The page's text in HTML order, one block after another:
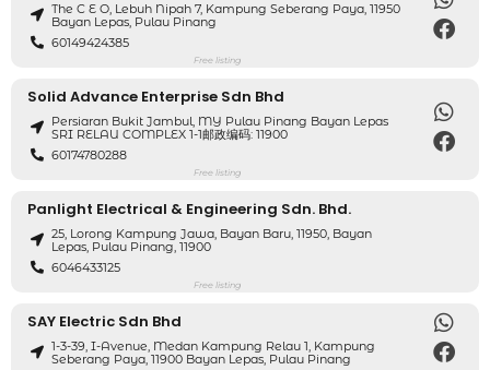
The C E O, Lebuh Nipah 7, Kampung Seberang Paya, 11950
Bayan Lepas, Pulau Pinang
60149424385
Free listing
Solid Advance Enterprise Sdn Bhd
Persiaran Bukit Jambul, MY Pulau Pinang Bayan Lepas
SRI RELAU COMPLEX 1-1邮政编码: 11900
60174780288
Free listing
Panlight Electrical & Engineering Sdn. Bhd.
25, Lorong Kampung Jawa, Bayan Baru, 11950, Bayan
Lepas, Pulau Pinang, 11900
6046433125
Free listing
SAY Electric Sdn Bhd
1-3-39, I-Avenue, Medan Kampung Relau 1, Kampung
Seberang Paya, 11900 Bayan Lepas, Pulau Pinang